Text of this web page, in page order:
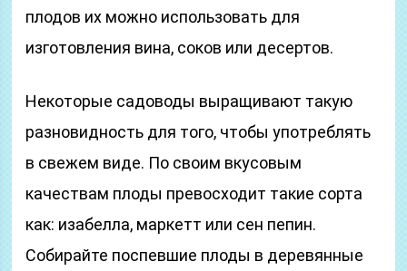
плодов их можно использовать для
изготовления вина, соков или десертов.
Некоторые садоводы выращивают такую
разновидность для того, чтобы употреблять
в свежем виде. По своим вкусовым
качествам плоды превосходит такие сорта
как: изабелла, маркетт или сен пепин.
Собирайте поспевшие плоды в деревянные